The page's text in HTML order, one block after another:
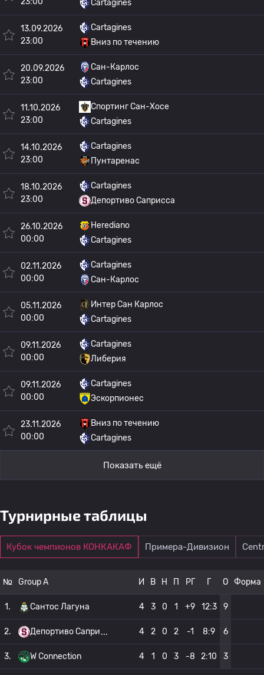
Cartagines
13.09.2026
23:00
Cartagines
Вниз по течению
20.09.2026
23:00
Сан-Карлос
Cartagines
11.10.2026
23:00
Спортинг Сан-Хосе
Cartagines
14.10.2026
23:00
Cartagines
Пунтаренас
18.10.2026
23:00
Cartagines
Депортиво Саприсса
26.10.2026
00:00
Herediano
Cartagines
02.11.2026
00:00
Cartagines
Сан-Карлос
05.11.2026
00:00
Интер Сан Карлос
Cartagines
09.11.2026
00:00
Cartagines
Либерия
09.11.2026
00:00
Cartagines
Эскорпионес
23.11.2026
00:00
Вниз по течению
Cartagines
Показать ещё
Турнирные таблицы
Кубок чемпионов КОНКАКАФ Примера-Дивизион
№ Group A И В Н П РГ Г О Форма
1. Сантос Лагуна 4 3 0 1 +9 12:3 9
2. Депортиво Сапри 4 2 0 2 -1 8:9 6
3. W Connection 4 1 0 3 -8 2:10 3